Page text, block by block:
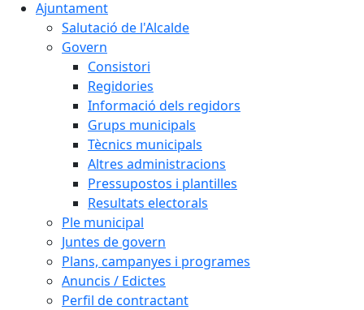
Ajuntament
Salutació de l'Alcalde
Govern
Consistori
Regidories
Informació dels regidors
Grups municipals
Tècnics municipals
Altres administracions
Pressupostos i plantilles
Resultats electorals
Ple municipal
Juntes de govern
Plans, campanyes i programes
Anuncis / Edictes
Perfil de contractant